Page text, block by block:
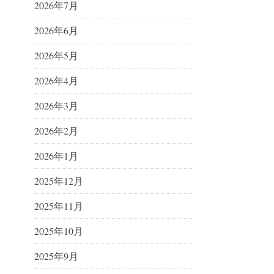
2026年7月
2026年6月
2026年5月
2026年4月
2026年3月
2026年2月
2026年1月
2025年12月
2025年11月
2025年10月
2025年9月